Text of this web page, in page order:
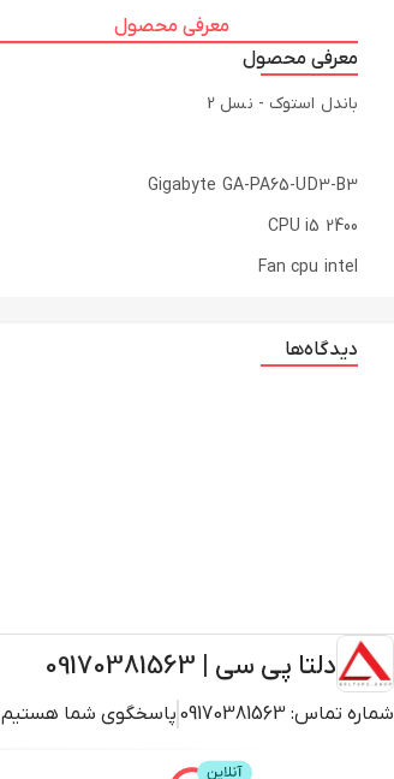
معرفی محصول
معرفی محصول
باندل استوک - نسل 2
Gigabyte GA-PA65-UD3-B3
CPU i5 2400
Fan cpu intel
دیدگاه‌ها
دلتا پی سی | 09170381563
شماره تماس: 09170381563 پاسخگوی شما هستیم